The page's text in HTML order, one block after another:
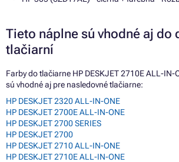
Tieto náplne sú vhodné aj do
tlačiarní
Farby do tlačiarne HP DESKJET 2710E ALL-IN-
sú vhodné aj pre nasledovné tlačiarne:
HP DESKJET 2320 ALL-IN-ONE
HP DESKJET 2700E ALL-IN-ONE
HP DESKJET 2700 SERIES
HP DESKJET 2700
HP DESKJET 2710 ALL-IN-ONE
HP DESKJET 2710E ALL-IN-ONE